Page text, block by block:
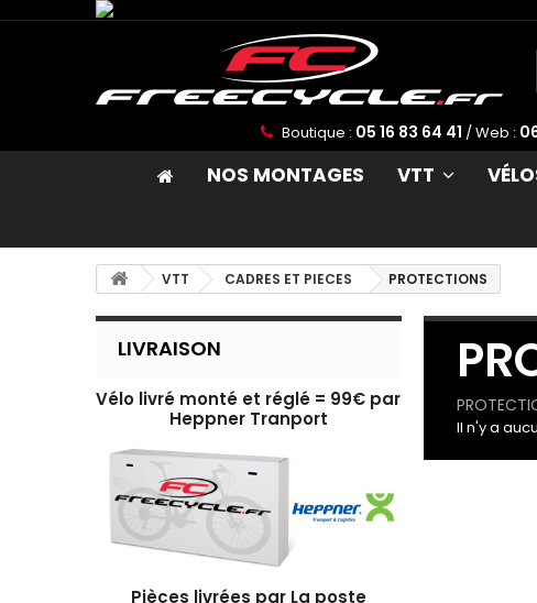
Boutique : 05 16 83 64 41 / Web :
NOS MONTAGES VTT
VTT CADRES ET PIECES PROTECTIONS
LIVRAISON
Vélo livré monté et réglé = 99€ par
Heppner Tranport
Pièces livrées par La poste
Il n'y a